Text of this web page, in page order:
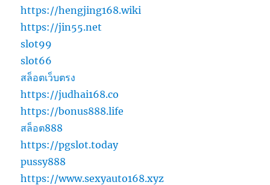
https://hengjing168.wiki
https://jin55.net
slot99
slot66
สล็อตเว็บตรง
https://judhai168.co
https://bonus888.life
สล็อต888
https://pgslot.today
pussy888
https://www.sexyauto168.xyz